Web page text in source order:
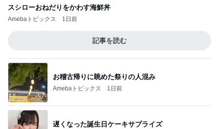
スシローおねだりをかわす海鮮丼
Amebaトピックス 1日前
記事を読む
お稽古帰りに眺めた祭りの人混み
Amebaトピックス 1日前
遅くなった誕生日ケーキサプライズ